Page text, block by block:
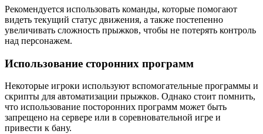
Рекомендуется использовать команды, которые помогают
видеть текущий статус движения, а также постепенно
увеличивать сложность прыжков, чтобы не потерять контроль
над персонажем.
Использование сторонних программ
Некоторые игроки используют вспомогательные программы и
скрипты для автоматизации прыжков. Однако стоит помнить,
что использование посторонних программ может быть
запрещено на сервере или в соревновательной игре и
привести к бану.